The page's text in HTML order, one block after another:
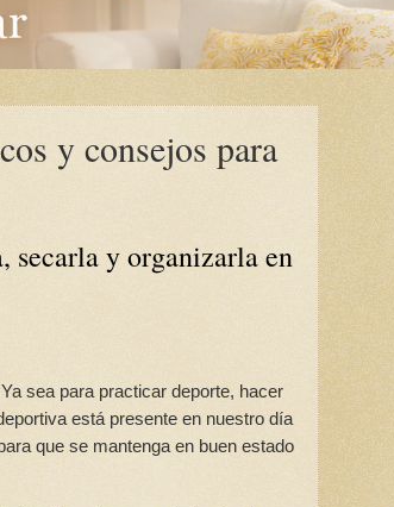
y consejos para
secarla y organizarla en
sea para practicar deporte, hacer
está presente en nuestro día
que se mantenga en buen estado